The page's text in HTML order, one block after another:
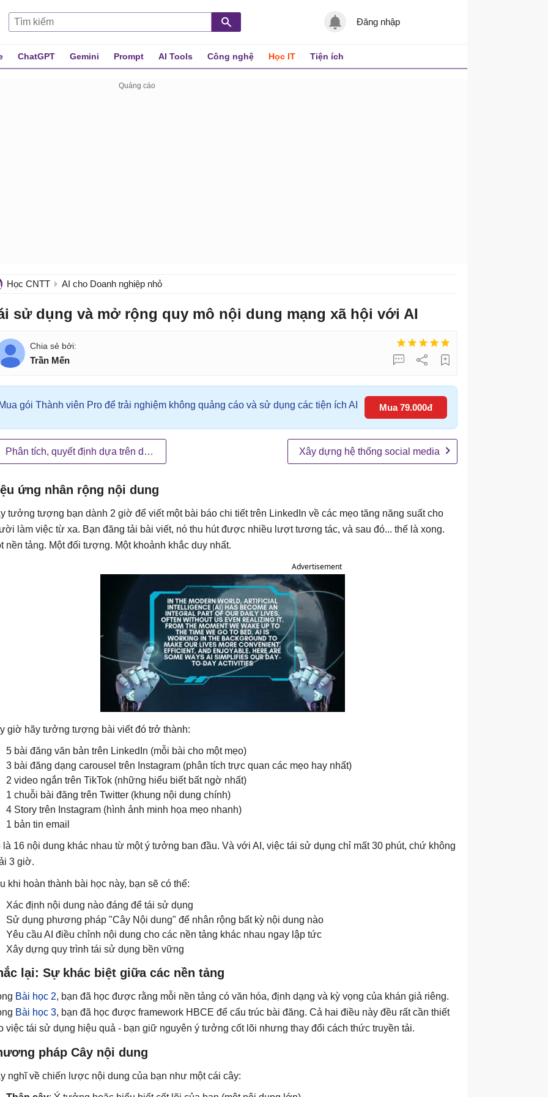
Đăng nhập
ChatGPT Gemini Prompt AI Tools Công nghệ Học IT Tiện ích
Học CNTT AI cho Doanh nghiệp nhỏ
sử dụng và mở rộng quy mô nội dung mạng xã hội với AI
Trần Mến
gói Thành viên Pro để trải nghiệm không quảng cáo và sử dụng các tiện ích AI Mua 79.000đ
Phân tích, quyết định dựa trên dữ liệu Xây dựng hệ thống social media
ứng nhân rộng nội dung
tưởng tượng bạn dành 2 giờ để viết một bài báo chi tiết trên LinkedIn về các mẹo tăng năng suất cho
làm việc từ xa. Bạn đăng tải bài viết, nó thu hút được nhiều lượt tương tác, và sau đó... thế là xong.
nền tảng. Một đối tượng. Một khoảnh khắc duy nhất.
Advertisement
giờ hãy tưởng tượng bài viết đó trở thành:
5 bài đăng văn bản trên LinkedIn (mỗi bài cho một mẹo)
3 bài đăng dạng carousel trên Instagram (phân tích trực quan các mẹo hay nhất)
2 video ngắn trên TikTok (những hiểu biết bất ngờ nhất)
1 chuỗi bài đăng trên Twitter (khung nội dung chính)
4 Story trên Instagram (hình ảnh minh họa mẹo nhanh)
1 bản tin email
16 nội dung khác nhau từ một ý tưởng ban đầu. Và với AI, việc tái sử dụng chỉ mất 30 phút, chứ không
3 giờ.
khi hoàn thành bài học này, bạn sẽ có thể:
Xác định nội dung nào đáng để tái sử dụng
Sử dụng phương pháp "Cây Nội dung" để nhân rộng bất kỳ nội dung nào
Yêu cầu AI điều chỉnh nội dung cho các nền tảng khác nhau ngay lập tức
Xây dựng quy trình tái sử dụng bền vững
lại: Sự khác biệt giữa các nền tảng
Bài học 2, bạn đã học được rằng mỗi nền tảng có văn hóa, định dạng và kỳ vọng của khán giả riêng.
Bài học 3, bạn đã học được framework HBCE để cấu trúc bài đăng. Cả hai điều này đều rất cần thiết
việc tái sử dụng hiệu quả - bạn giữ nguyên ý tưởng cốt lõi nhưng thay đổi cách thức truyền tải.
pháp Cây nội dung
nghĩ về chiến lược nội dung của bạn như một cái cây: